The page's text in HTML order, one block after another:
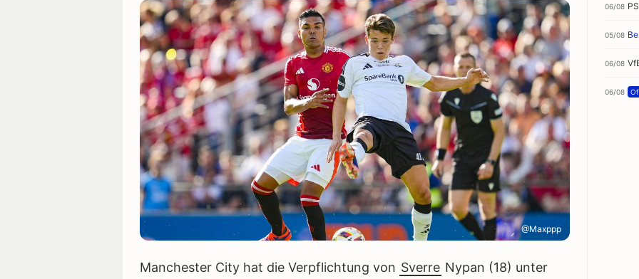
@Maxppp
Manchester City hat die Verpflichtung von Sverre Nypan (18) unter
06/08
05/08
06/08
06/08